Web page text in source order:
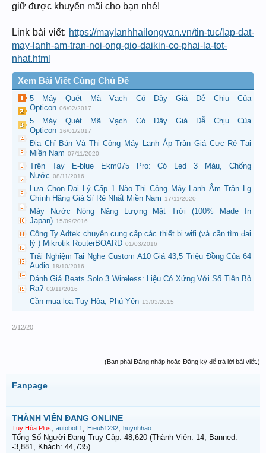
giữ được khuyến mãi cho bạn nhé!
Link bài viết: https://maylanhhailongvan.vn/tin-tuc/lap-dat-
may-lanh-am-tran-noi-ong-gio-daikin-co-phai-la-tot-
nhat.html
Xem Bài Viết Cùng Chủ Đề
5 Máy Quét Mã Vạch Có Dây Giá Dễ Chịu Của
Opticon 06/02/2017
5 Máy Quét Mã Vạch Có Dây Giá Dễ Chịu Của
Opticon 16/01/2017
Địa Chỉ Bán Và Thi Công Máy Lạnh Áp Trần Giá Cực Rẻ Tại
Miền Nam 07/11/2020
Trên Tay E-blue Ekm075 Pro: Có Led 3 Màu, Chống
Nước 08/11/2016
Lựa Chọn Đại Lý Cấp 1 Nào Thi Công Máy Lạnh Âm Trần Lg
Chính Hãng Giá Sỉ Rẻ Nhất Miền Nam
17/11/2020
Máy Nước Nóng Năng Lượng Mặt Trời (100% Made In
Japan) 15/09/2016
Công Ty Adtek chuyên cung cấp các thiết bị wifi (và cần tìm đại
lý ) Mikrotik RouterBOARD 01/03/2016
Trải Nghiệm Tai Nghe Custom A10 Giá 43,5 Triệu Đồng Của 64
Audio 18/10/2016
Đánh Giá Beats Solo 3 Wireless: Liệu Có Xứng Với Số Tiền Bỏ
Ra? 03/11/2016
Cần mua loa Tuy Hòa, Phú Yên 13/03/2015
2/12/20
(Bạn phải Đăng nhập hoặc Đăng ký để trả lời bài viết.)
Fanpage
THÀNH VIÊN ĐANG ONLINE
Tuy Hòa Plus, autobotf1 , Hieu51232, huynhhao
Tổng Số Người Đang Truy Cập: 48,620 (Thành Viên: 14, Banned:
-3,881, Khách: 44,735)